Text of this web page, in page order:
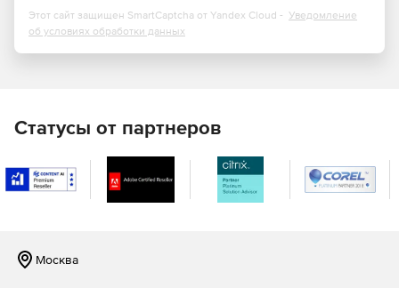
Этот сайт защищен SmartCaptcha от Yandex Cloud - Уведомление
об условиях обработки данных
Статусы от партнеров
Москва